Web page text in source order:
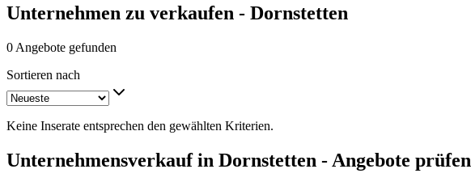
Unternehmen zu verkaufen - Dornstetten
0 Angebote gefunden
Sortieren nach
Keine Inserate entsprechen den gewählten Kriterien.
Unternehmensverkauf in Dornstetten - Angebote prüfen